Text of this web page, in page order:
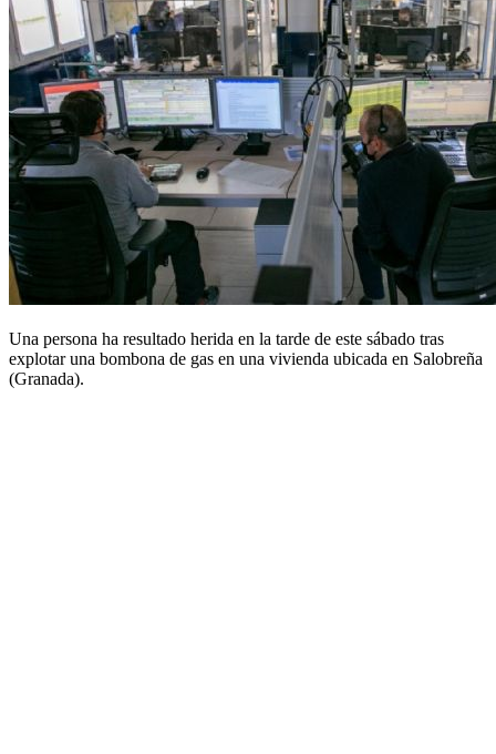
Una persona ha resultado herida en la tarde de este sábado tras
explotar una bombona de gas en una vivienda ubicada en Salobreña
(Granada).